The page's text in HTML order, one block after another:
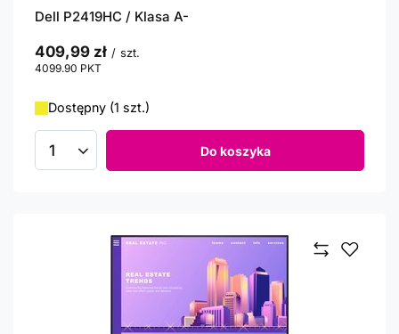
Dell P2419HC / Klasa A-
409,99 zł / szt.
4099.90 PKT
Dostępny (1 szt.)
Ilość produktów Do koszyka